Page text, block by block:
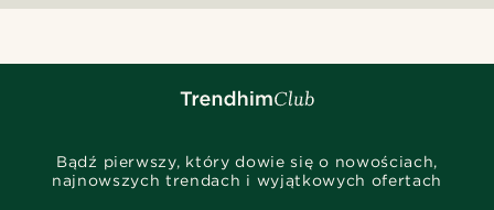
Bądź pierwszy, który dowie się o nowościach,
najnowszych trendach i wyjątkowych ofertach